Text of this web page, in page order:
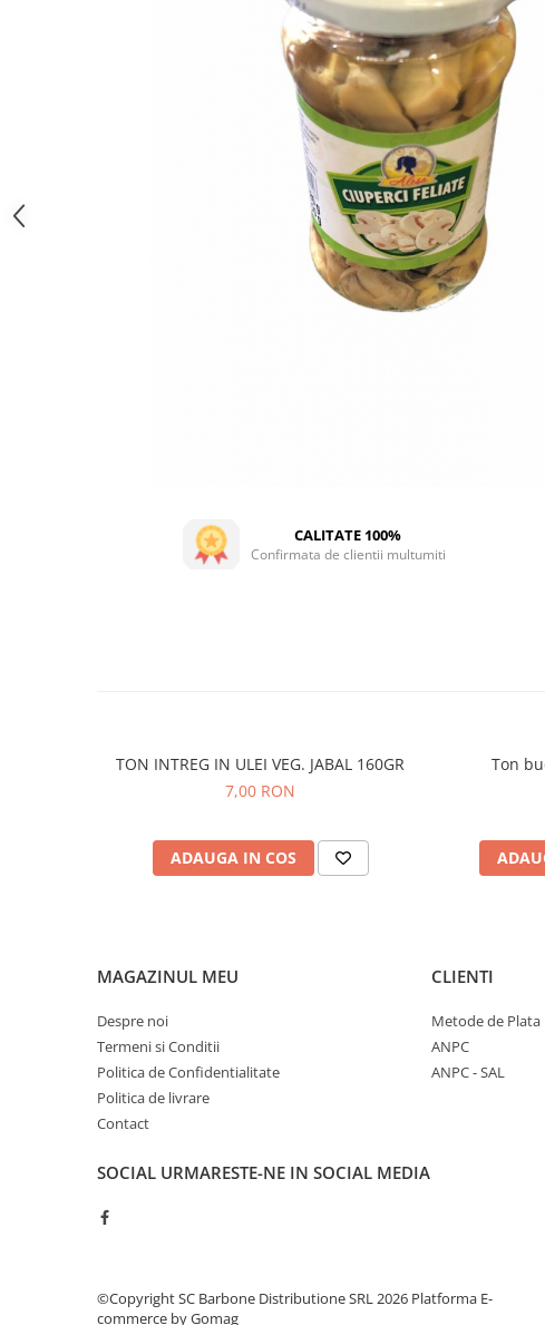
CALITATE 100%
Confirmata de clientii multumiti
TON INTREG IN ULEI VEG. JABAL 160GR
7,00 RON
ADAUGA IN COS
Ton
MAGAZINUL MEU
Despre noi
Termeni si Conditii
Politica de Confidentialitate
Politica de livrare
Contact
CLIENTI
Metode de Plata
ANPC
ANPC - SAL
SOCIAL URMARESTE-NE IN SOCIAL MEDIA
©Copyright SC Barbone Distributione SRL 2026 Platforma E-
commerce by Gomag